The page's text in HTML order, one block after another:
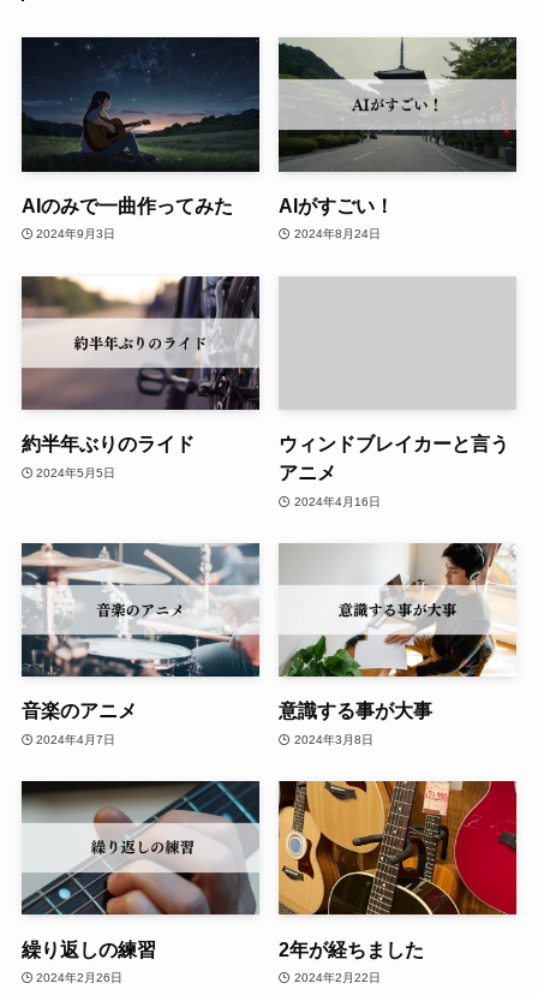
AIのみで一曲作ってみた
2024年9月3日
AIがすごい！
2024年8月24日
約半年ぶりのライド
2024年5月5日
ウィンドブレイカーと言う
アニメ
2024年4月16日
音楽のアニメ
2024年4月7日
意識する事が大事
2024年3月8日
繰り返しの練習
2024年2月26日
2年が経ちました
2024年2月22日